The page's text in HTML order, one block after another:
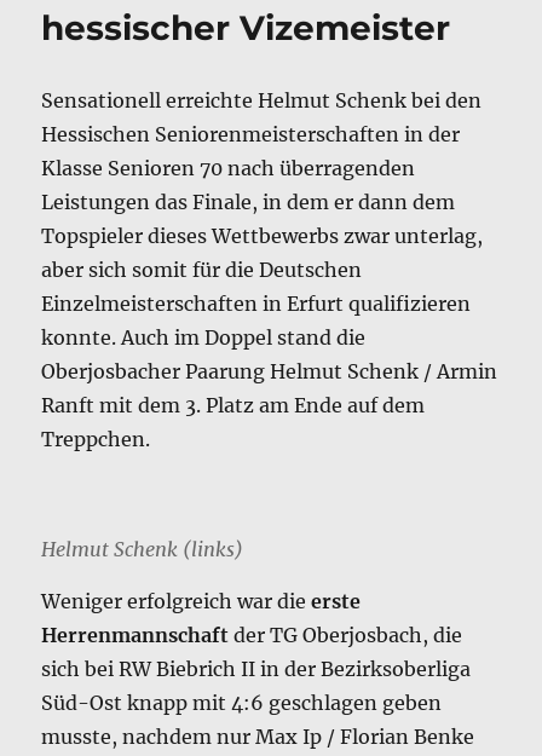
hessischer Vizemeister
Sensationell erreichte Helmut Schenk bei den
Hessischen Seniorenmeisterschaften in der
Klasse Senioren 70 nach überragenden
Leistungen das Finale, in dem er dann dem
Topspieler dieses Wettbewerbs zwar unterlag,
aber sich somit für die Deutschen
Einzelmeisterschaften in Erfurt qualifizieren
konnte. Auch im Doppel stand die
Oberjosbacher Paarung Helmut Schenk / Armin
Ranft mit dem 3. Platz am Ende auf dem
Treppchen.
Helmut Schenk (links)
Weniger erfolgreich war dieerste
Herrenmannschaft der TG Oberjosbach, die
sich bei RW Biebrich II in der Bezirksoberliga
Süd-Ost knapp mit 4:6 geschlagen geben
musste, nachdem nur Max Ip / Florian Benke